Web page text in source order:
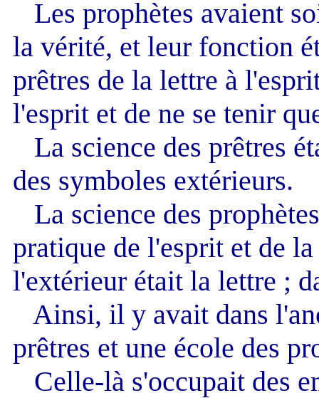
Les prophètes avaient
la vérité, et leur fonction
prêtres de la lettre à
l'esprit et de ne se tenir
La science des prêtres
des symboles extérieurs.
La science des
pratique de l'esprit et de
l'extérieur était la lettre ;
Ainsi, il y avait dans
prêtres et une école des
Celle-là s'occupait des